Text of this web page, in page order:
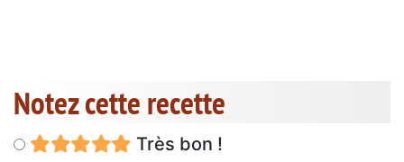
Notez cette recette
Très bon !